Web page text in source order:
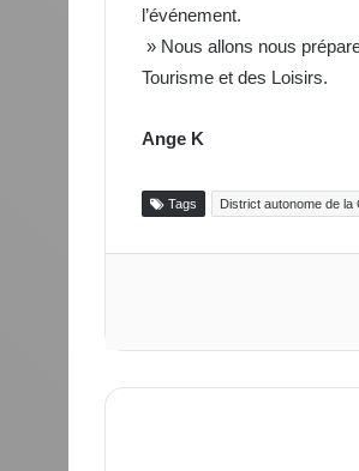
l’événement.
» Nous allons nous
Tourisme et des Loisirs.
Ange K
Tags District autonome de la